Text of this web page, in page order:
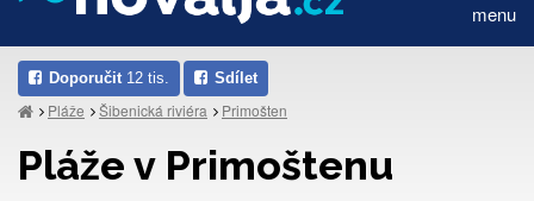
menu
Doporučit 12 tis. Sdílet
Pláže Šibenická riviéra Primošten
Pláže v Primoštenu